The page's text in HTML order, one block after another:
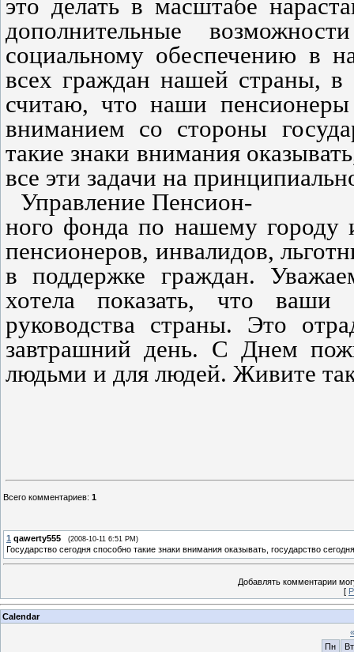
это делать в масштабе
дополнительные
социальному обеспечению в
всех граждан нашей страны,
считаю, что наши пенсионеры
вниманием со стороны
такие знаки внимания
все эти задачи на
Управление Пенсион-
ного фонда по нашему городу
пенсионеров, инвалидов,
в поддержке граждан.
хотела показать, что
руководства страны. Это
завтрашний день. С Днем
людьми и для людей. Живите
Всего комментариев: 1
1 qawerty555 (2008-10-11 6:51 PM)
Государство сегодня способно такие знаки внимания оказывать, государство
Добавлять комментарии
[
Calendar
«
Пн
Вт